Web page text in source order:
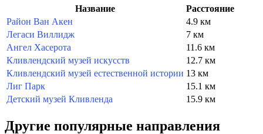
Название
Расстояние
Район Ван Акен
4.9 км
Легаси Виллидж
7 км
Ангел Хасерота
11.6 км
Кливлендский музей искусств
12.7 км
Кливлендский музей естественной истории 13 км
Лиг Парк
15.1 км
Детский музей Кливленда
15.9 км
Другие популярные направления